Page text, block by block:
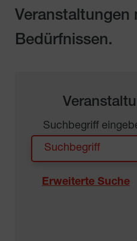
Veranstaltungen
Bedürfnissen.
Suchbegriff
Erweiterte Suche